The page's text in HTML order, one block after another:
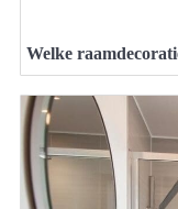
Welke